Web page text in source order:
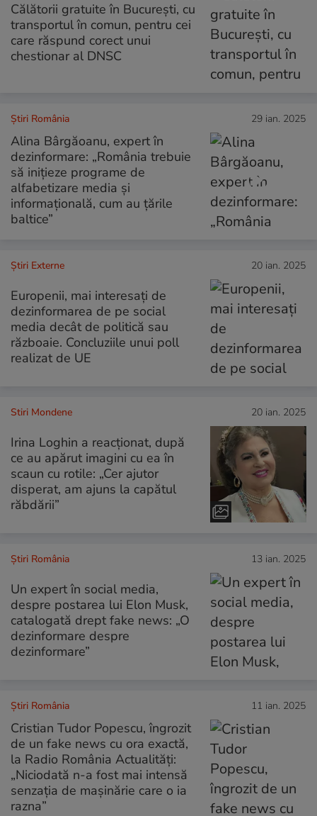
Călătorii gratuite în Bucureşti, cu
transportul în comun, pentru cei
care răspund corect unui
chestionar al DNSC
Știri România 29 ian. 2025
Alina Bârgăoanu, expert în
dezinformare: „România trebuie
să inițieze programe de
alfabetizare media și
informațională, cum au țările
baltice”
Știri Externe 20 ian. 2025
Europenii, mai interesați de
dezinformarea de pe social
media decât de politică sau
războaie. Concluziile unui poll
realizat de UE
Stiri Mondene 20 ian. 2025
Irina Loghin a reacționat, după
ce au apărut imagini cu ea în
scaun cu rotile: „Cer ajutor
disperat, am ajuns la capătul
răbdării”
Știri România 13 ian. 2025
Un expert în social media,
despre postarea lui Elon Musk,
catalogată drept fake news: „O
dezinformare despre
dezinformare”
Știri România 11 ian. 2025
Cristian Tudor Popescu, îngrozit
de un fake news cu ora exactă,
la Radio România Actualități:
„Niciodată n-a fost mai intensă
senzația de mașinărie care o ia
razna”